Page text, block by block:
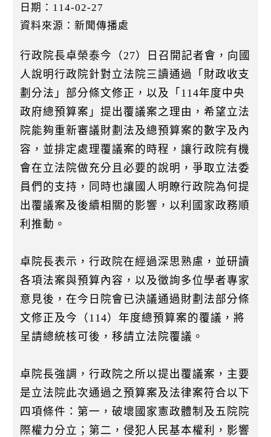
日期：114-02-27
資料來源：新聞傳播處
行政院長卓榮泰今（27）日召開記者會，向國
人說明行政院針對立法院三讀通過「財政收支
劃分法」部分條文修正，以及「114年度中央
政府總預算案」提出覆議案之理由，希望立法
院能夠重新審議財劃法及總預算案的數字及內
容，並排定處理覆議案的時程，讓行政院有機
會在立法院做充分且必要的說明，爭取立法委
員們的支持，同時也讓國人明瞭行政院為何提
出覆議案及後續相關的影響，以利國家政務順
利推動。
卓院長表示，行政院在經過深思熟慮，並研讀
各項法案與預算內容，以及徵詢多位學者專家
意見後，在今日院會已決議通過財劃法部分條
文修正及今（114）年度總預算案的覆議，將
呈請總統核可後，移請立法院覆議。
卓院長強調，行政院之所以提出覆議案，主要
是立法院此次通過之預算案及法律案符合以下
四項條件：第一，破壞國家憲政體制及五院院
際權力分立；第二，侵犯人民基本權利，影響